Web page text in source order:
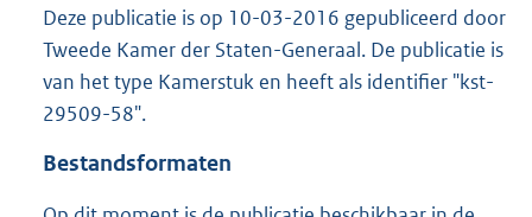
s
r
o
:
Deze publicatie is op 10-03-2016 gepubliceerd door
Tweede Kamer der Staten-Generaal. De publicatie is
van het type Kamerstuk en heeft als identifier "kst-
29509-58".
Bestandsformaten